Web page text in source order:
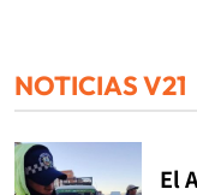
NOTICIAS V21
El